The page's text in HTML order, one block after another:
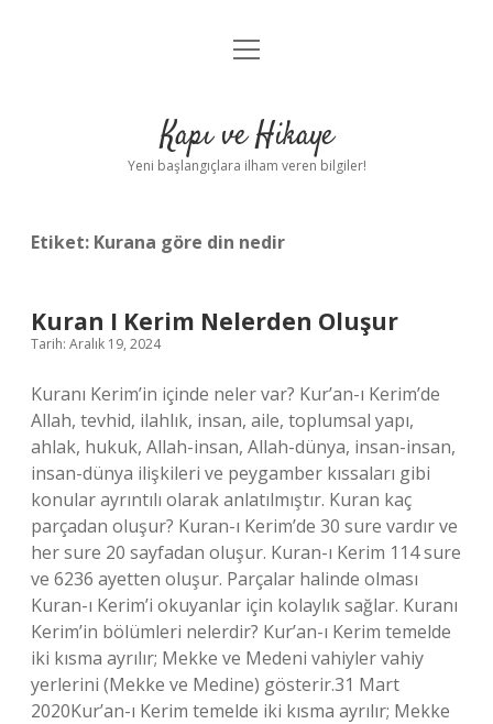
Anasayfa
Yasal Uyarı
menüyü
Kapı ve Hikaye
Yeni başlangıçlara ilham veren bilgiler!
Etiket: Kurana göre din nedir
Kuran I Kerim Nelerden Oluşur
Tarih: Aralık 19, 2024
Kuranı Kerim’in içinde neler var? Kur’an-ı Kerim’de
Allah, tevhid, ilahlık, insan, aile, toplumsal yapı,
ahlak, hukuk, Allah-insan, Allah-dünya, insan-insan,
insan-dünya ilişkileri ve peygamber kıssaları gibi
konular ayrıntılı olarak anlatılmıştır. Kuran kaç
parçadan oluşur? Kuran-ı Kerim’de 30 sure vardır ve
her sure 20 sayfadan oluşur. Kuran-ı Kerim 114 sure
ve 6236 ayetten oluşur. Parçalar halinde olması
Kuran-ı Kerim’i okuyanlar için kolaylık sağlar. Kuranı
Kerim’in bölümleri nelerdir? Kur’an-ı Kerim temelde
iki kısma ayrılır; Mekke ve Medeni vahiyler vahiy
yerlerini (Mekke ve Medine) gösterir.31 Mart
2020Kur’an-ı Kerim temelde iki kısma ayrılır; Mekke